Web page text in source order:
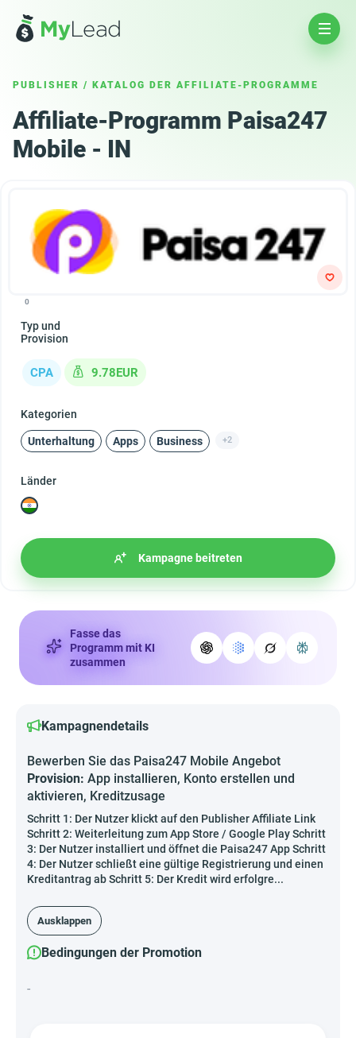
PUBLISHER / KATALOG DER AFFILIATE-PROGRAMME
Affiliate-Programm Paisa247
Mobile - IN
0
Typ und
Provision
CPA 9.78EUR
Kategorien
Unterhaltung Apps Business +2
Länder
Kampagne beitreten
Fasse das
Programm mit KI
zusammen
Kampagnendetails
Bewerben Sie das Paisa247 Mobile Angebot
Provision: App installieren, Konto erstellen und
aktivieren, Kreditzusage
Schritt 1: Der Nutzer klickt auf den Publisher Affiliate Link
Schritt 2: Weiterleitung zum App Store / Google Play Schritt
3: Der Nutzer installiert und öffnet die Paisa247 App Schritt
4: Der Nutzer schließt eine gültige Registrierung und einen
Kreditantrag ab Schritt 5: Der Kredit wird erfolgre...
Ausklappen
Bedingungen der Promotion
-